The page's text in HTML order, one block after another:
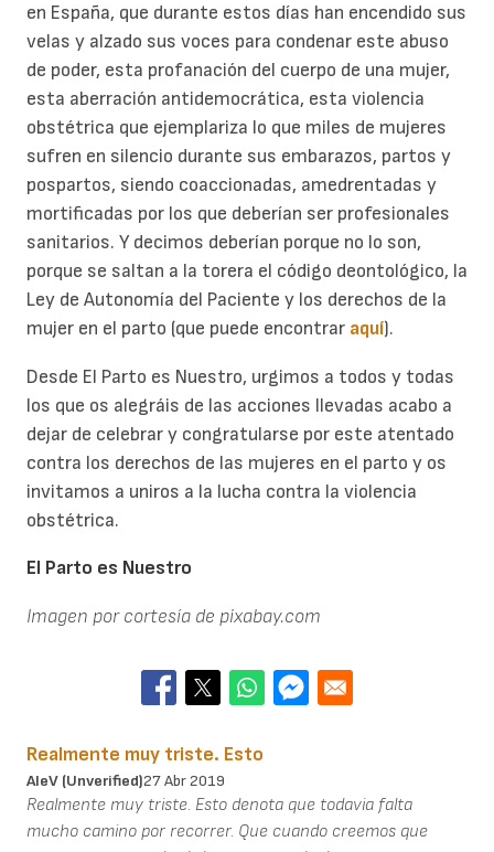
en España, que durante estos días han encendido sus
velas y alzado sus voces para condenar este abuso
de poder, esta profanación del cuerpo de una mujer,
esta aberración antidemocrática, esta violencia
obstétrica que ejemplariza lo que miles de mujeres
sufren en silencio durante sus embarazos, partos y
pospartos, siendo coaccionadas, amedrentadas y
mortificadas por los que deberían ser profesionales
sanitarios. Y decimos deberían porque no lo son,
porque se saltan a la torera el código deontológico, la
Ley de Autonomía del Paciente y los derechos de la
mujer en el parto (que puede encontrar aquí).
Desde El Parto es Nuestro, urgimos a todos y todas
los que os alegráis de las acciones llevadas acabo a
dejar de celebrar y congratularse por este atentado
contra los derechos de las mujeres en el parto y os
invitamos a uniros a la lucha contra la violencia
obstétrica.
El Parto es Nuestro
Imagen por cortesía de pixabay.com
Realmente muy triste. Esto
AleV (unverified)27 Abr 2019
Realmente muy triste. Esto denota que todavia falta
mucho camino por recorrer. Que cuando creemos que